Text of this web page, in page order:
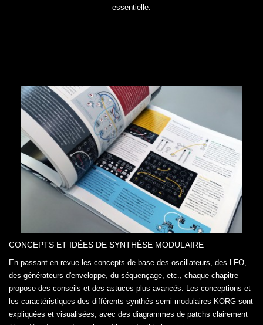
essentielle.
CONCEPTS ET IDÉES DE SYNTHÈSE MODULAIRE
En passant en revue les concepts de base des oscillateurs, des LFO,
des générateurs d'enveloppe, du séquençage, etc., chaque chapitre
propose des conseils et des astuces plus avancés. Les conceptions et
les caractéristiques des différents synthés semi-modulaires KORG sont
expliquées et visualisées, avec des diagrammes de patchs clairement